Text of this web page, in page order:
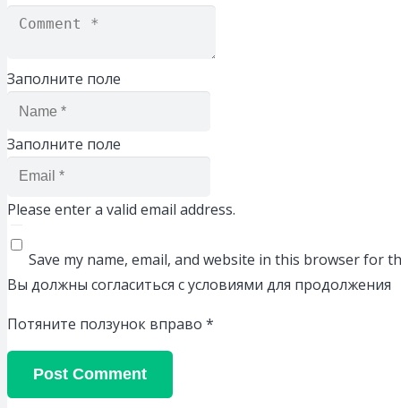
Заполните поле
Заполните поле
Please enter a valid email address.
Save my name, email, and website in this browser for
Вы должны согласиться с условиями для продолжения
Потяните ползунок вправо *
Post Comment